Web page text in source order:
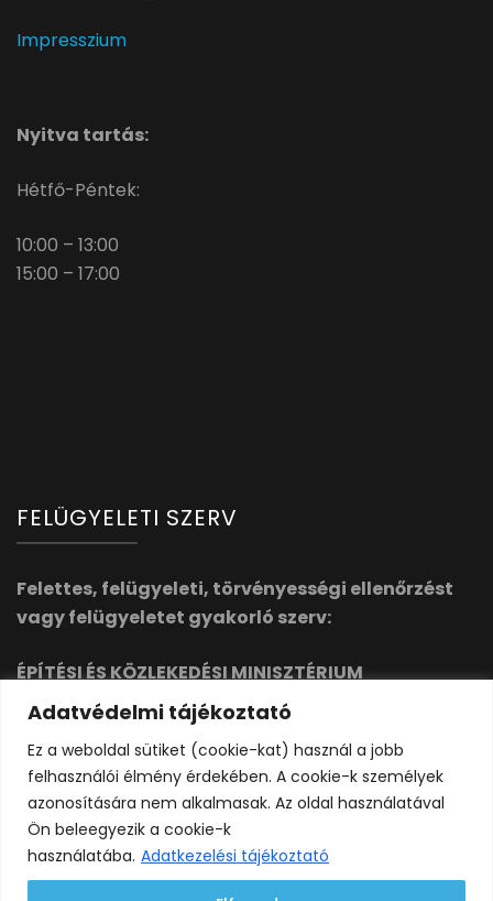
Adatvédelmi tájékoztató
Ez a weboldal sütiket (cookie-kat) használ a jobb
felhasználói élmény érdekében. A cookie-k személyek
azonosítására nem alkalmasak. Az oldal használatával
Ön beleegyezik a cookie-k
használatába. Adatkezelési tájékoztató
Impresszium
Nyitva tartás:
Hétfő-Péntek:
10:00 – 13:00
15:00 – 17:00
FELÜGYELETI SZERV
Felettes, felügyeleti, törvényességi ellenőrzést
vagy felügyeletet gyakorló szerv:
ÉPÍTÉSI ÉS KÖZLEKEDÉSI MINISZTÉRIUM
1054 Budapest, Alkotmány utca 5. 1358 Budapest,
info@ebm.gov.hu https://kormany.hu/epitesi-es-
kozlekedesi-miniszterium